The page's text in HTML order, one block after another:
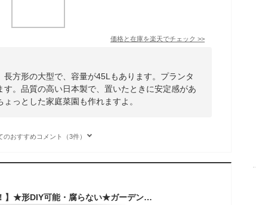
価格と在庫を楽天でチェック >>
方形の大型で、容量が45Lもあります。プランタ
。品質の高い日本製で、置いたときに安定感があ
っとした家庭菜園も作れますよ。
のおすすめコメント（3件）
【SS-1,000円券GET！】★形DIY可能・腐らない★ガーデンベッド レイズドベッド プランター 大型 深型 亜鉛メッキ 金属製 水はけ構造 腐敗にくい 組立簡単 工具不要 高耐久 野菜 家庭菜園 花壇 屋外 プランターボックス ガーデンボックス ガーデニング 植木鉢 コンテナ